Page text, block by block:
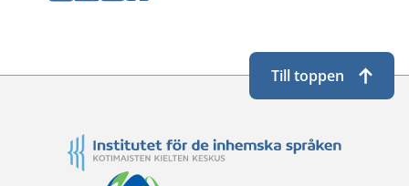
Till toppen